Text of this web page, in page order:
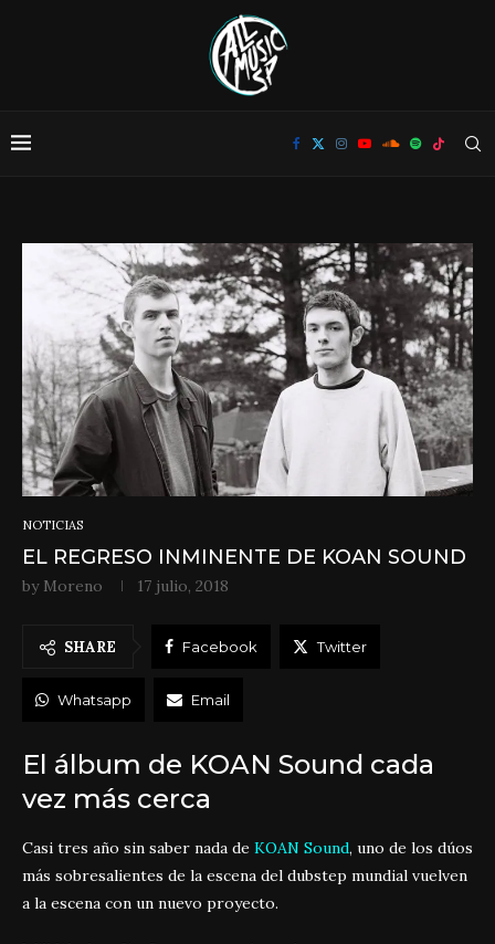
NOTICIAS
EL REGRESO INMINENTE DE KOAN SOUND
by Moreno 17 julio, 2018
SHARE Facebook Twitter
Whatsapp Email
El álbum de KOAN Sound cada
vez más cerca
Casi tres año sin saber nada de KOAN Sound, uno de los dúos
más sobresalientes de la escena del dubstep mundial vuelven
a la escena con un nuevo proyecto.